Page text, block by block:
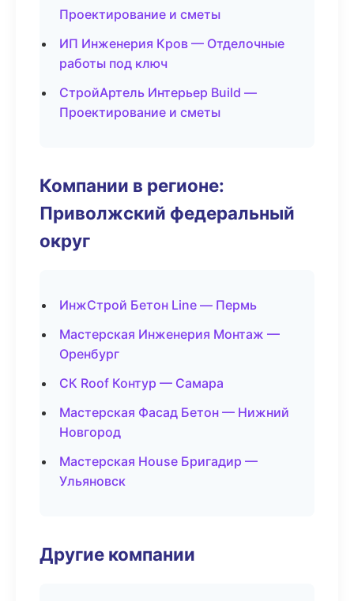
Проектирование и сметы
ИП Инженерия Кров — Отделочные
работы под ключ
СтройАртель Интерьер Build —
Проектирование и сметы
Компании в регионе:
Приволжский федеральный
округ
ИнжСтрой Бетон Line — Пермь
Мастерская Инженерия Монтаж —
Оренбург
СК Roof Контур — Самара
Мастерская Фасад Бетон — Нижний
Новгород
Мастерская House Бригадир —
Ульяновск
Другие компании